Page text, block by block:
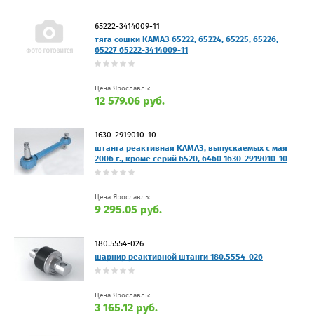
65222-3414009-11
тяга сошки КАМАЗ 65222, 65224, 65225, 65226,
65227 65222-3414009-11
Цена Ярославль:
12 579.06 руб.
1630-2919010-10
штанга реактивная КАМАЗ, выпускаемых с мая
2006 г., кроме серий 6520, 6460 1630-2919010-10
Цена Ярославль:
9 295.05 руб.
180.5554-026
шарнир реактивной штанги 180.5554-026
Цена Ярославль:
3 165.12 руб.